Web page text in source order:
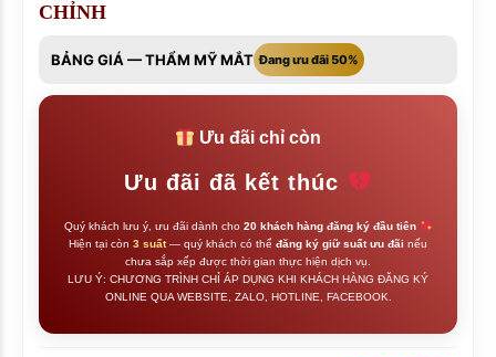
CHỈNH
BẢNG GIÁ — THẨM MỸ MẮT Đang ưu đãi 50%
Ưu đãi chỉ còn
Ưu đãi đã kết thúc
Quý khách lưu ý, ưu đãi dành cho 20 khách hàng đăng ký đầu tiên
Hiện tại còn 3 suất— quý khách có thể đăng ký giữ suất ưu đãi nếu
chưa sắp xếp được thời gian thực hiện dịch vụ.
LƯU Ý: CHƯƠNG TRÌNH CHỈ ÁP DỤNG KHI KHÁCH HÀNG ĐĂNG KÝ
ONLINE QUA WEBSITE, ZALO, HOTLINE, FACEBOOK.